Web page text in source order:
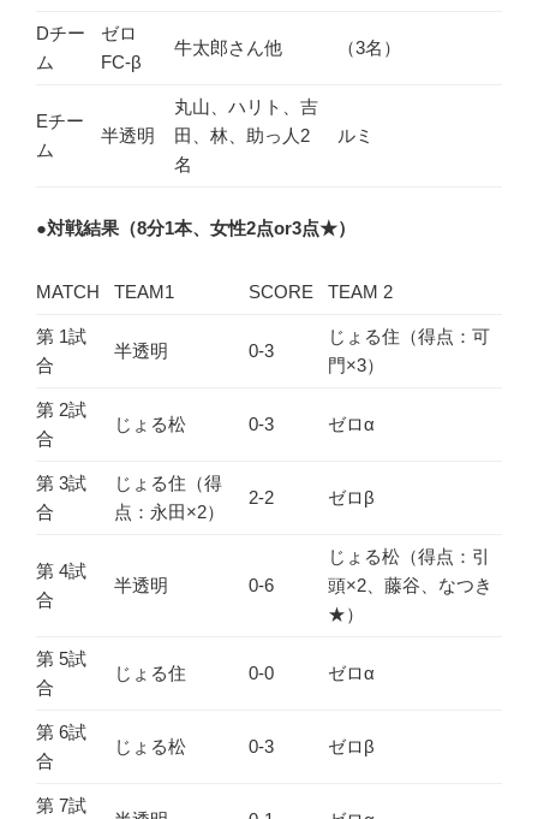
Dチー
ム
ゼロ
FC-β
牛太郎さん他 （3名）
Eチー
ム
半透明
丸山、ハリト、吉
田、林、助っ人2
名
ルミ
●対戦結果（8分1本、女性2点or3点★）
MATCH TEAM1 SCORE TEAM 2
第 1試
合
半透明 0-3
じょる住（得点：可
門×3）
第 2試
合
じょる松 0-3 ゼロα
第 3試
合
じょる住（得
点：永田×2）
2-2 ゼロβ
第 4試
合
半透明 0-6
じょる松（得点：引
頭×2、藤谷、なつき
★）
第 5試
合
じょる住 0-0 ゼロα
第 6試
合
じょる松 0-3 ゼロβ
第 7試